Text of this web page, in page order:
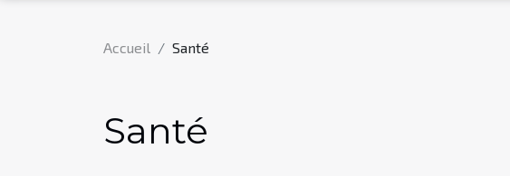
Accueil Santé
Santé